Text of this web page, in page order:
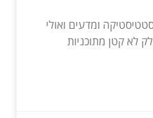
ומדעים ואולי
לא קטן מתוכניות